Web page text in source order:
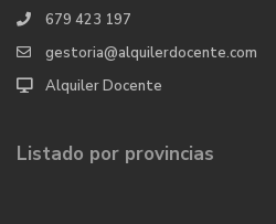
679 423 197
gestoria@alquilerdocente.com
Alquiler Docente
Listado por provincias